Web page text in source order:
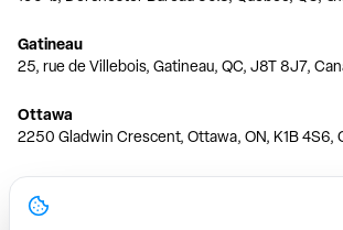
Gatineau
25, rue de Villebois, Gatineau, QC, J8T 8J7,
Ottawa
2250 Gladwin Crescent, Ottawa, ON, K1B 4S6,
Toronto
150 Ferrand Dr, 6th Floor, Toronto, ON, M3C